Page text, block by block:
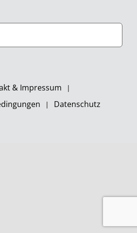
& Impressum
Datenschutz